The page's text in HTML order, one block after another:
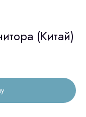
(Китай)